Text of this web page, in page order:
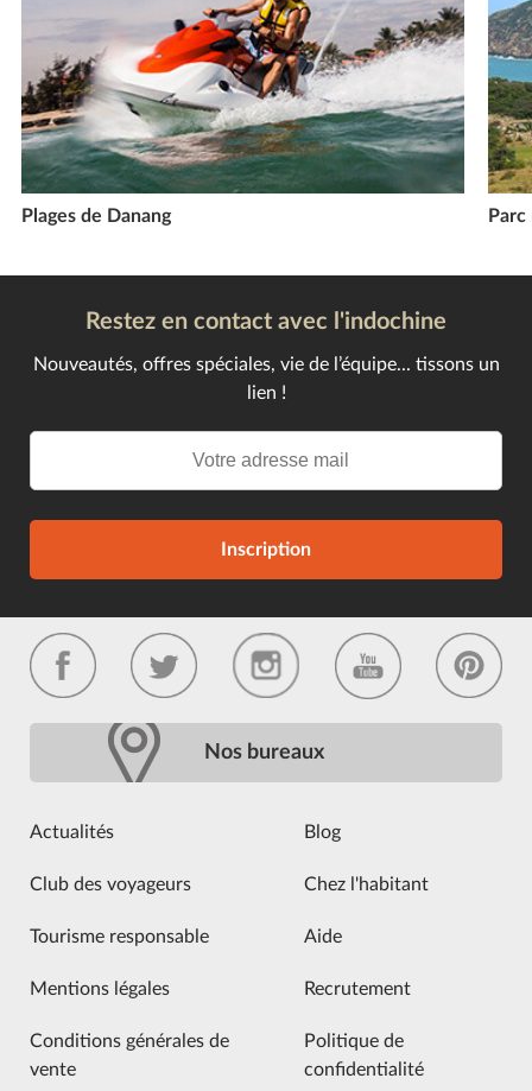
Plages de Danang
Restez en contact avec l'indochine
Nouveautés, offres spéciales, vie de l’équipe... tissons un
lien !
Inscription
Nos bureaux
Actualités Blog
Club des voyageurs Chez l'habitant
Tourisme responsable Aide
Mentions légales Recrutement
Conditions générales de
vente
Politique de
confidentialité